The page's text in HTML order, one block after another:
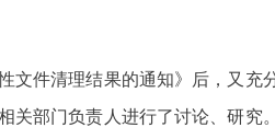
件清理结果的通知》后，又充
部门负责人进行了讨论、研究